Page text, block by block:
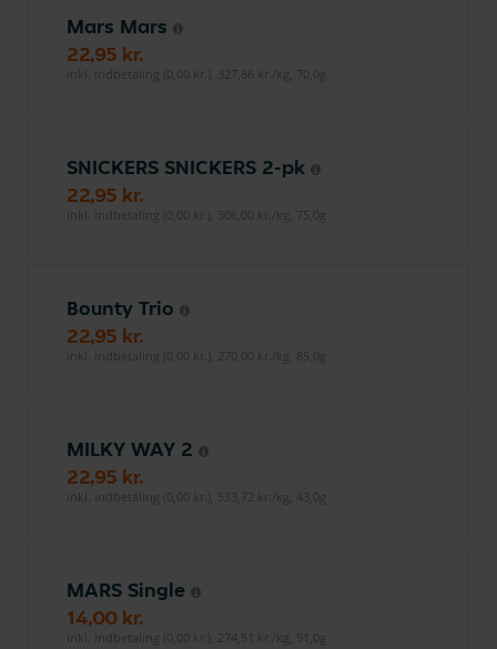
Mars Mars
22,95 kr.
inkl. indbetaling (0,00 kr.), 327,86 kr./kg, 70,0g
SNICKERS SNICKERS 2-pk
22,95 kr.
inkl. indbetaling (0,00 kr.), 306,00 kr./kg, 75,0g
Bounty Trio
22,95 kr.
inkl. indbetaling (0,00 kr.), 270,00 kr./kg, 85,0g
MILKY WAY 2
22,95 kr.
inkl. indbetaling (0,00 kr.), 533,72 kr./kg, 43,0g
MARS Single
14,00 kr.
inkl. indbetaling (0,00 kr.), 274,51 kr./kg, 51,0g